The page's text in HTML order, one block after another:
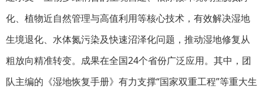
化、植物近自然管理与高值利用等核心技术，有效解决湿地
生境退化、水体氮污染及快速沼泽化问题，推动湿地修复从
粗放向精准转变。成果在全国24个省份广泛应用。其中，团
队主编的《湿地恢复手册》有力支撑“国家双重工程”等重大生